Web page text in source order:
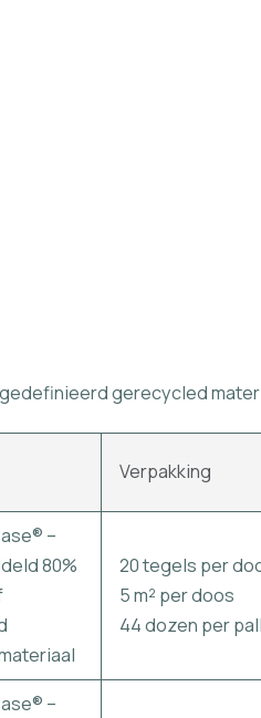
gedefinieerd gerecycled
Verpakking
–
80%
20 tegels per
5 m² per doos
44 dozen per
–